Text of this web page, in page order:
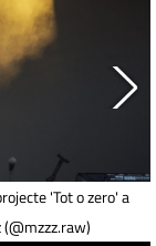
'Tot o zero' a
(@mzzz.raw)